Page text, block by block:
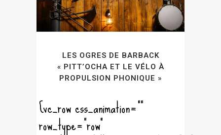
LES OGRES DE BARBACK
« PITT’OCHA ET LE VÉLO À
PROPULSION PHONIQUE »
[vc_row css_animation=""
row_type="row"